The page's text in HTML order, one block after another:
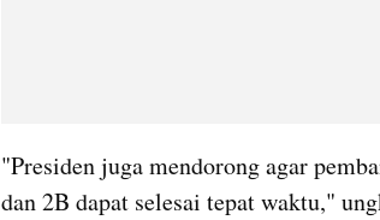
"Presiden juga mendorong agar
dan 2B dapat selesai tepat waktu,"